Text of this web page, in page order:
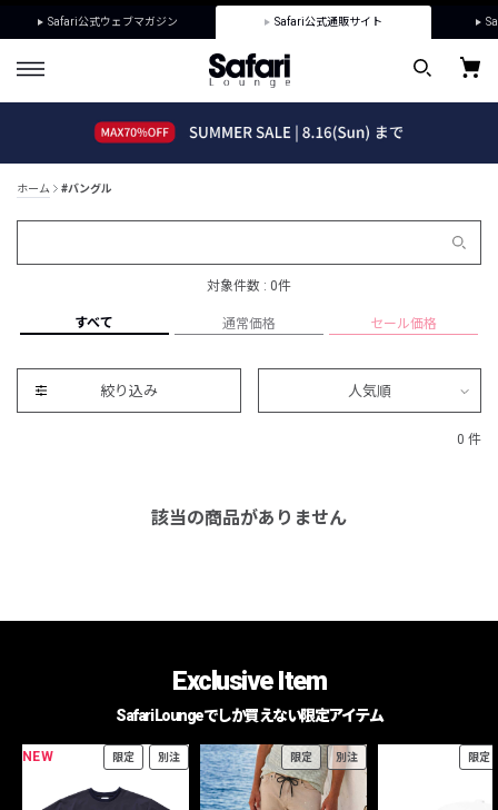
Safari公式ウェブマガジン Safari公式通販サイト
ホーム #バングル
対象件数 : 0件
すべて 通常価格 セール価格
絞り込み 人気順
0 件
該当の商品がありません
Exclusive Item
Safari Loungeでしか買えない限定アイテム
NEW 限定 別注 限定 別注 限定